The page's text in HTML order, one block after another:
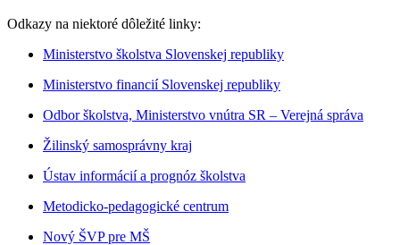
Odkazy na niektoré dôležité linky:
Ministerstvo školstva Slovenskej republiky
Ministerstvo financií Slovenskej republiky
Odbor školstva, Ministerstvo vnútra SR – Verejná správa
Žilinský samosprávny kraj
Ústav informácií a prognóz školstva
Metodicko-pedagogické centrum
Nový ŠVP pre MŠ